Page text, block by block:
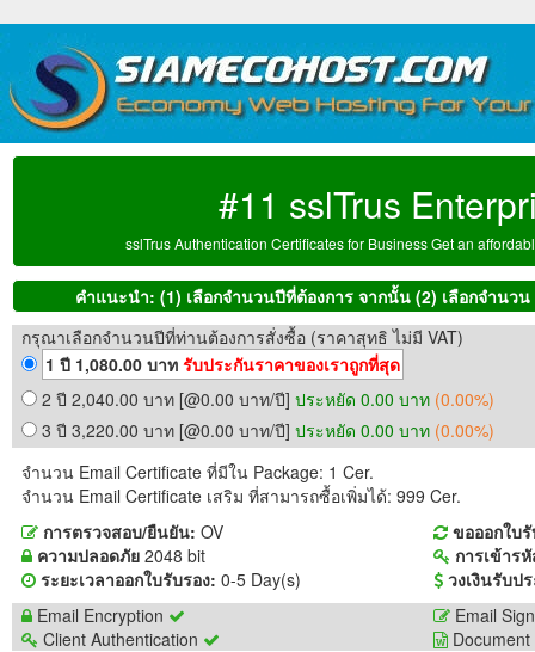
#11 sslTrus
sslTrus Authentication Certificates for Business Get an
คำแนะนำ: (1) เลือกจำนวนปีที่ต้องการ จากนั้น (2) เลือกจำนว
กรุณาเลือกจำนวนปีที่ท่านต้องการสั่งซื้อ (ราคาสุทธิ ไม่มี VAT)
1 ปี 1,080.00 บาท รับประกันราคาของเราถูกที่สุด
2 ปี 2,040.00 บาท [@0.00 บาท/ปี] ประหยัด 0.00 บาท (0.00%)
3 ปี 3,220.00 บาท [@0.00 บาท/ปี] ประหยัด 0.00 บาท (0.00%)
จำนวน Email Certificate ที่มีใน Package: 1 Cer.
จำนวน Email Certificate เสริม ที่สามารถซื้อเพิ่มได้: 999 Cer.
การตรวจสอบ/ยืนยัน: OV
ขอออกใบ
ความปลอดภัย 2048 bit
การเข้าร
ระยะเวลาออกใบรับรอง: 0-5 Day(s)
วงเงินรับป
Email Encryption
Email
Client Authentication